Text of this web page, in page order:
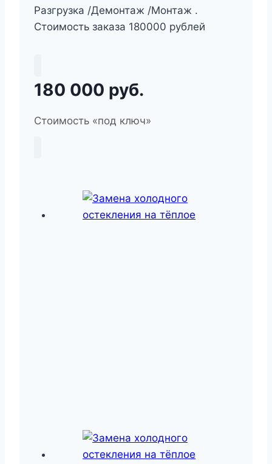
Разгрузка /Демонтаж /Монтаж .
Стоимость заказа 180000 рублей
180 000 руб.
Стоимость «под ключ»